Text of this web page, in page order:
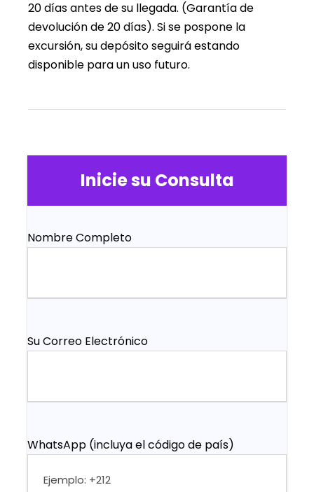
Inicie su Consulta
Nombre Completo
Su Correo Electrónico
WhatsApp (incluya el código de país)
20 días antes de su llegada. (Garantía de
devolución de 20 días). Si se pospone la
excursión, su depósito seguirá estando
disponible para un uso futuro.